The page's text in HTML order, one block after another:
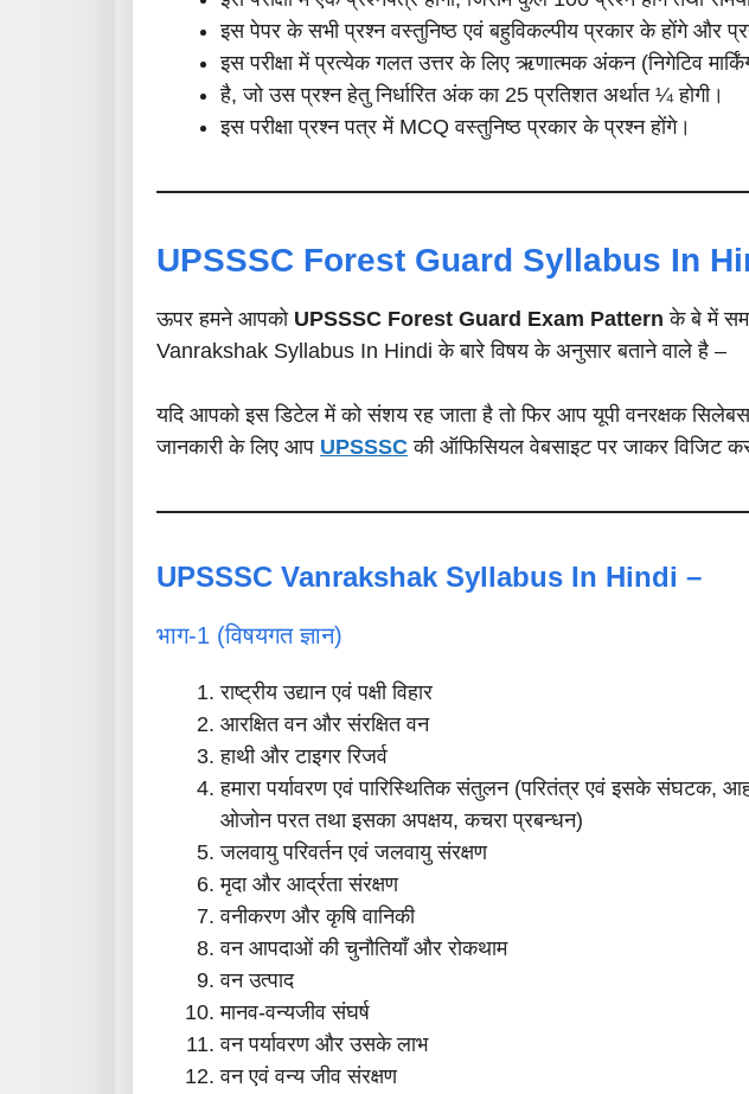
इस पेपर के सभी प्रश्न वस्तुनिष्ठ एवं बहुविकल्पीय प्रकार के होंगे और
इस परीक्षा में प्रत्येक गलत उत्तर के लिए ऋणात्मक अंकन (निगेटिव
है, जो उस प्रश्न हेतु निर्धारित अंक का 25 प्रतिशत अर्थात ¼ होगी।
इस परीक्षा प्रश्न पत्र में MCQ वस्तुनिष्ठ प्रकार के प्रश्न होंगे।
UPSSSC Forest Guard Syllabus In
ऊपर हमने आपको UPSSSC Forest Guard Exam Patternके बे में
Vanrakshak Syllabus In Hindi के बारे विषय के अनुसार बताने वाले है –
यदि आपको इस डिटेल में को संशय रह जाता है तो फिर आप यूपी वनरक्षक सिलेबस
जानकारी के लिए आप UPSSSC की ऑफिसियल वेबसाइट पर जाकर विजिट
UPSSSC Vanrakshak Syllabus In Hindi –
भाग-1 (विषयगत ज्ञान)
राष्ट्रीय उद्यान एवं पक्षी विहार
आरक्षित वन और संरक्षित वन
हाथी और टाइगर रिजर्व
हमारा पर्यावरण एवं पारिस्थितिक संतुलन (परितंत्र एवं इसके संघटक,
ओजोन परत तथा इसका अपक्षय, कचरा प्रबन्धन)
जलवायु परिवर्तन एवं जलवायु संरक्षण
मृदा और आर्द्रता संरक्षण
वनीकरण और कृषि वानिकी
वन आपदाओं की चुनौतियाँ और रोकथाम
वन उत्पाद
मानव-वन्यजीव संघर्ष
वन पर्यावरण और उसके लाभ
वन एवं वन्य जीव संरक्षण